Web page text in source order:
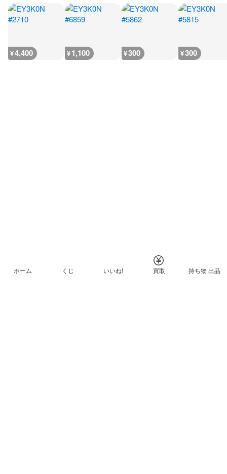
¥4,400 ¥1,100 ¥300 ¥300
ホーム くじ いいね! 買取 持ち物 出品